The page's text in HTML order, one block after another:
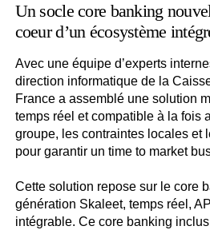
Un socle core banking
coeur d’un écosystème
Avec une équipe d’experts
direction informatique de la
France a assemblé une solution
temps réel et compatible à la fois
groupe, les contraintes locales et
pour garantir un time to market
Cette solution repose sur le core
génération Skaleet, temps réel,
intégrable. Ce core banking